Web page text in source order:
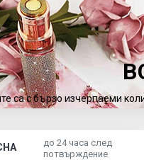
са с бързо изчерпаеми
до 24 часа след
потвърждение